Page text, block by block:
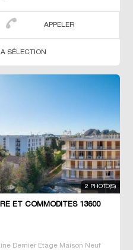
APPELER
SÉLECTION
2 PHOTO(S)
ET COMMODITÉS 13600
Dernier Etage Maison Neuf